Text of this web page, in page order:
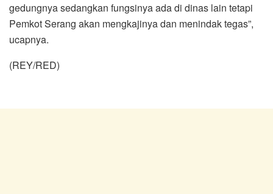
gedungnya sedangkan fungsinya ada di dinas lain tetapi
Pemkot Serang akan mengkajinya dan menindak tegas”,
ucapnya.
(REY/RED)